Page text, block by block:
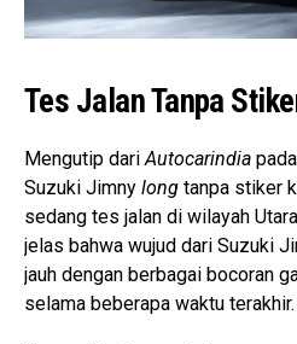
Tes Jalan Tanpa
Mengutip dariAutocarindia
Suzuki Jimny long tanpa stiker
sedang tes jalan di wilayah
jelas bahwa wujud dari Suzuki
jauh dengan berbagai bocoran
selama beberapa waktu terakhir.